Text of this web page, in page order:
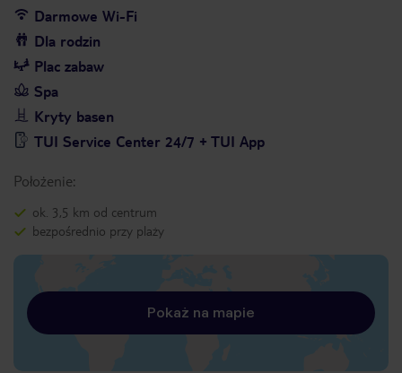
Darmowe Wi-Fi
Dla rodzin
Plac zabaw
Spa
Kryty basen
TUI Service Center 24/7 + TUI App
Położenie:
ok. 3,5 km od centrum
bezpośrednio przy plaży
Pokaż na mapie